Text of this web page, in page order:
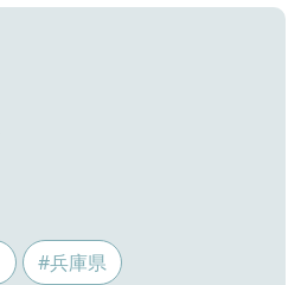
#兵庫県